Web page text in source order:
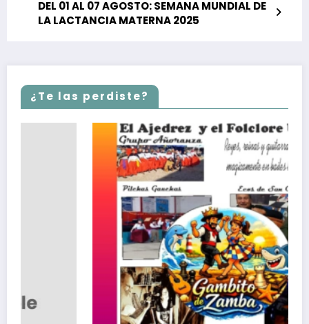
DEL 01 AL 07 AGOSTO: SEMANA MUNDIAL DE
LA LACTANCIA MATERNA 2025
¿Te las perdiste?